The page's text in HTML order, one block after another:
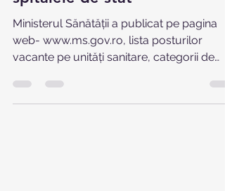
posturile scoase la concurs în
spitalele de stat
Ministerul Sănătăţii a publicat pe pagina
vacante pe unităţi sanitare, categorii de
personal şi...